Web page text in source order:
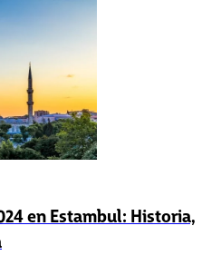
en Estambul: Historia,